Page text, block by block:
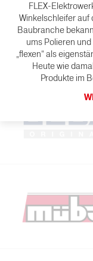
FLEX-
Winkelschleifer auf
Baubranche
ums Polieren
„flexen“ als
Heute wie
Produkte im